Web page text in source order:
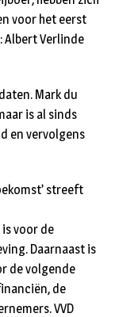
voor het eerst
Albert Verlinde
Mark du
is al sinds
en vervolgens
streeft
voor de
Daarnaast is
de volgende
de
VVD